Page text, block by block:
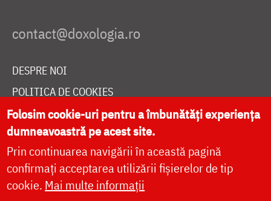
DESPRE NOI
POLITICA DE COOKIES
DONEAZĂ ONLINE PENTRU CATEDRALA NAȚIONALĂ
LIVE
Folosim cookie-uri pentru a îmbunătăți experiența
dumneavoastră pe acest site.
Prin continuarea navigării în această pagină
confirmați acceptarea utilizării fișierelor de tip
cookie. Mai multe informații